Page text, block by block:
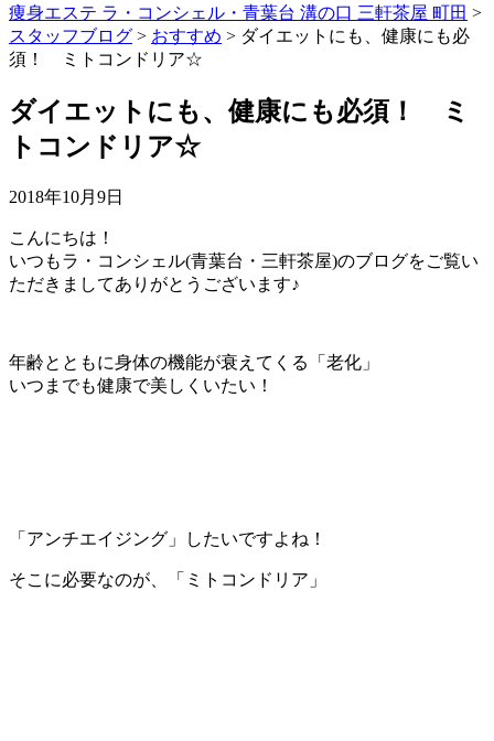
痩身エステ ラ・コンシェル・青葉台 溝の口 三軒茶屋 町田 >
スタッフブログ > おすすめ > ダイエットにも、健康にも必
須！ ミトコンドリア☆
ダイエットにも、健康にも必須！ ミ
トコンドリア☆
2018年10月9日
こんにちは！
いつもラ・コンシェル(青葉台・三軒茶屋)のブログをご覧い
ただきましてありがとうございます♪
年齢とともに身体の機能が衰えてくる「老化」
いつまでも健康で美しくいたい！
「アンチエイジング」したいですよね！
そこに必要なのが、「ミトコンドリア」